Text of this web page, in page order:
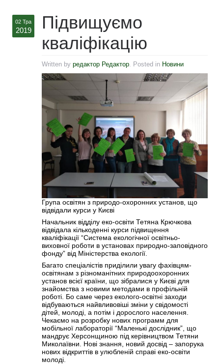
02 Тра
2019
Підвищуємо
кваліфікацію
Written by редактор Редактор. Posted in Новини
Група освітян з природо-охоронних установ, що
відвідали курси у Києві
Начальник відділу еко-освіти Тетяна Крючкова
відвідала кількоденні курси підвищення
кваліфікації “Система екологічної освітньо-
виховної роботи в установах природно-заповідного
фонду” від Міністерства екології.
Багато спеціалістів приділили увагу фахівцям-
освітянам з різноманітних природоохоронних
установ всієї країни, що зібралися у Києві для
знайомства з новими методами в профільній
роботі. Бо саме через еколого-освітні заходи
відбуваються найвливовіші зміни у свідомості
дітей, молоді, а потім і дорослого населення.
Чекаємо на розробку нових программ для
мобільної лабораторії “Маленькі дослідник”, що
мандрує Херсонщиною під керівництвом Тетяни
Миколаївни. Нові знання, новий досвід – запорука
нових відкриттів в улюбленій справі еко-освіти
молоді.